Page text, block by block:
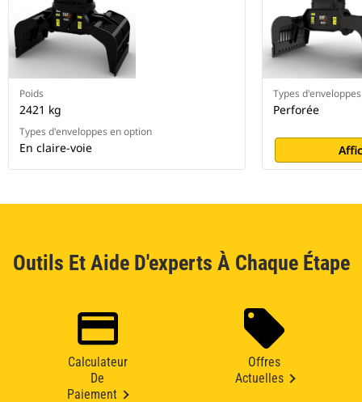
Poids
2421 kg
Types d'enveloppes en option
En claire-voie
Types
Perforée
Outils Et Aide D'experts À Chaque Étape
Calculateur
De
Paiement
Offres
Actuelles